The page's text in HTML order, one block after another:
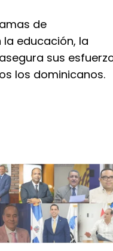
de
educación, la
sus
los dominicanos.